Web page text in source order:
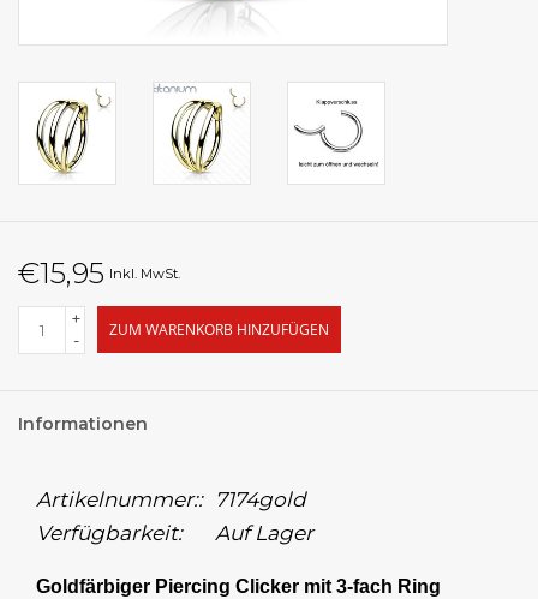
€15,95 Inkl. MwSt.
+
-
ZUM WARENKORB HINZUFÜGEN
Informationen
Artikelnummer:: 7174gold
Verfügbarkeit:
Auf Lager
Goldfärbiger Piercing Clicker mit 3-fach Ring